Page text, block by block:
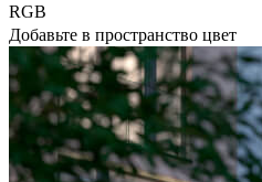
RGB
Добавьте в пространство цвет